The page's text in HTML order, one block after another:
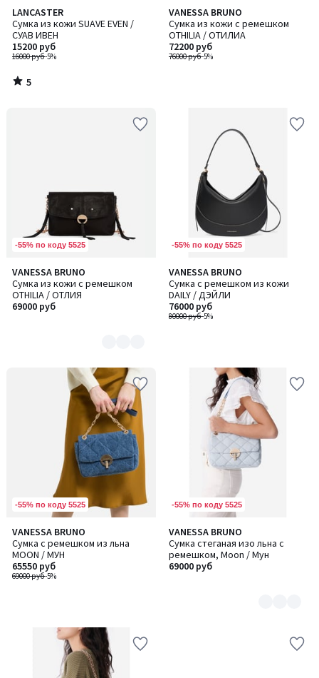
LANCASTER
Сумка из кожи SUAVE EVEN /
СУАВ ИВЕН
16000 руб-5%
15200 руб
5
/
5
5
/
VANESSA BRUNO
Сумка из кожи с ремешком
OTHILIA / ОТИЛИА
76000 руб-5%
72200 руб
-55% по коду 5525
VANESSA BRUNO
Сумка из кожи с ремешком
OTHILIA / ОТЛИЯ
69000 руб
Количество
цветов:
2
-55% по коду 5525
VANESSA BRUNO
Сумка с ремешком из кожи
DAILY / ДЭЙЛИ
80000 руб-5%
76000 руб
-55% по коду 5525
VANESSA BRUNO
Сумка с ремешком из льна
MOON / МУН
69000 руб-5%
65550 руб
-55% по коду 5525
VANESSA BRUNO
Сумка стеганая изо льна с
ремешком, Moon / Мун
69000 руб
Количество
цветов:
2